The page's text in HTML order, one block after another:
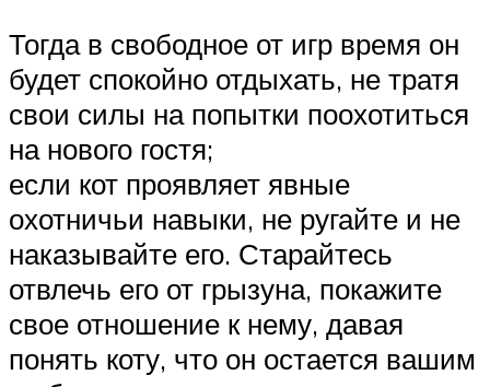
Тогда в свободное от игр время он
будет спокойно отдыхать, не тратя
свои силы на попытки поохотиться
на нового гостя;
если кот проявляет явные
охотничьи навыки, не ругайте и не
наказывайте его. Старайтесь
отвлечь его от грызуна, покажите
свое отношение к нему, давая
понять коту, что он остается вашим